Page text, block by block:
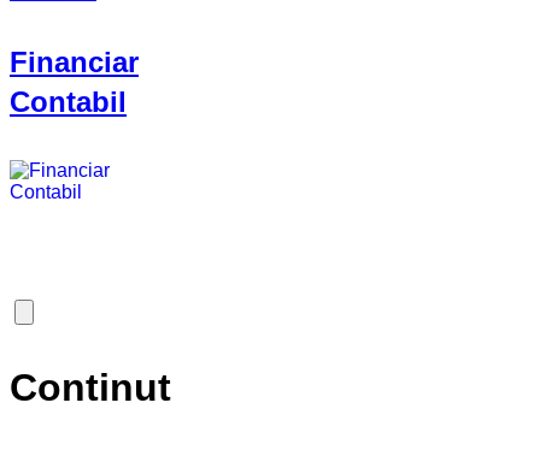
Financiar
Contabil
Continut